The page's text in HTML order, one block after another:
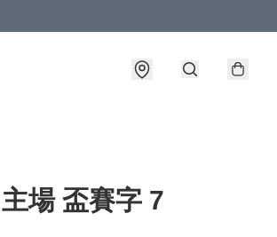
場 盃賽字 7